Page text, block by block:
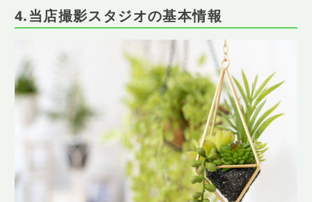
4.当店撮影スタジオの基本情報